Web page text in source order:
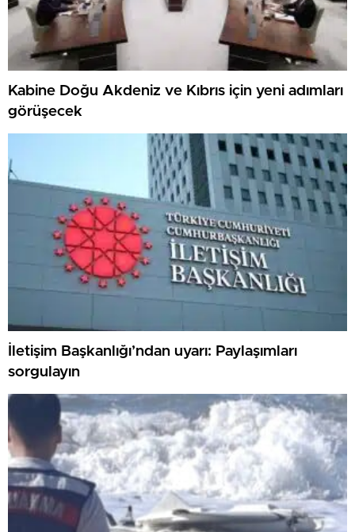
Kabine Doğu Akdeniz ve Kıbrıs için yeni adımları
görüşecek
İletişim Başkanlığı’ndan uyarı: Paylaşımları
sorgulayın